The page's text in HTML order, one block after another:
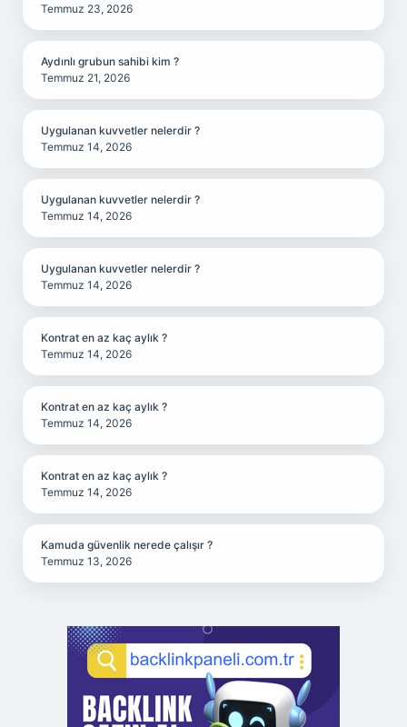
Temmuz 23, 2026
Aydınlı grubun sahibi kim ?
Temmuz 21, 2026
Uygulanan kuvvetler nelerdir ?
Temmuz 14, 2026
Uygulanan kuvvetler nelerdir ?
Temmuz 14, 2026
Uygulanan kuvvetler nelerdir ?
Temmuz 14, 2026
Kontrat en az kaç aylık ?
Temmuz 14, 2026
Kontrat en az kaç aylık ?
Temmuz 14, 2026
Kontrat en az kaç aylık ?
Temmuz 14, 2026
Kamuda güvenlik nerede çalışır ?
Temmuz 13, 2026